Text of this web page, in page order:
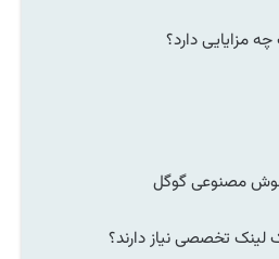
مصنوعی گوگل
تخصصی نیاز دارند؟